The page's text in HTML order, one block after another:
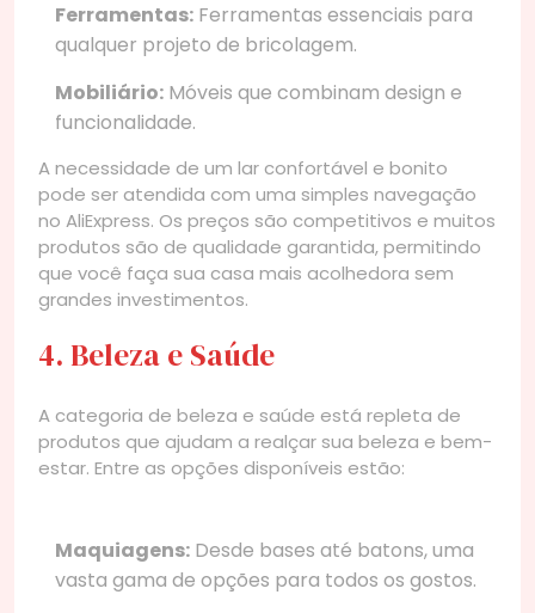
Ferramentas: Ferramentas essenciais para
qualquer projeto de bricolagem.
Mobiliário: Móveis que combinam design e
funcionalidade.
A necessidade de um lar confortável e bonito
pode ser atendida com uma simples navegação
no AliExpress. Os preços são competitivos e muitos
produtos são de qualidade garantida, permitindo
que você faça sua casa mais acolhedora sem
grandes investimentos.
4. Beleza e Saúde
A categoria de beleza e saúde está repleta de
produtos que ajudam a realçar sua beleza e bem-
estar. Entre as opções disponíveis estão:
Maquiagens: Desde bases até batons, uma
vasta gama de opções para todos os gostos.